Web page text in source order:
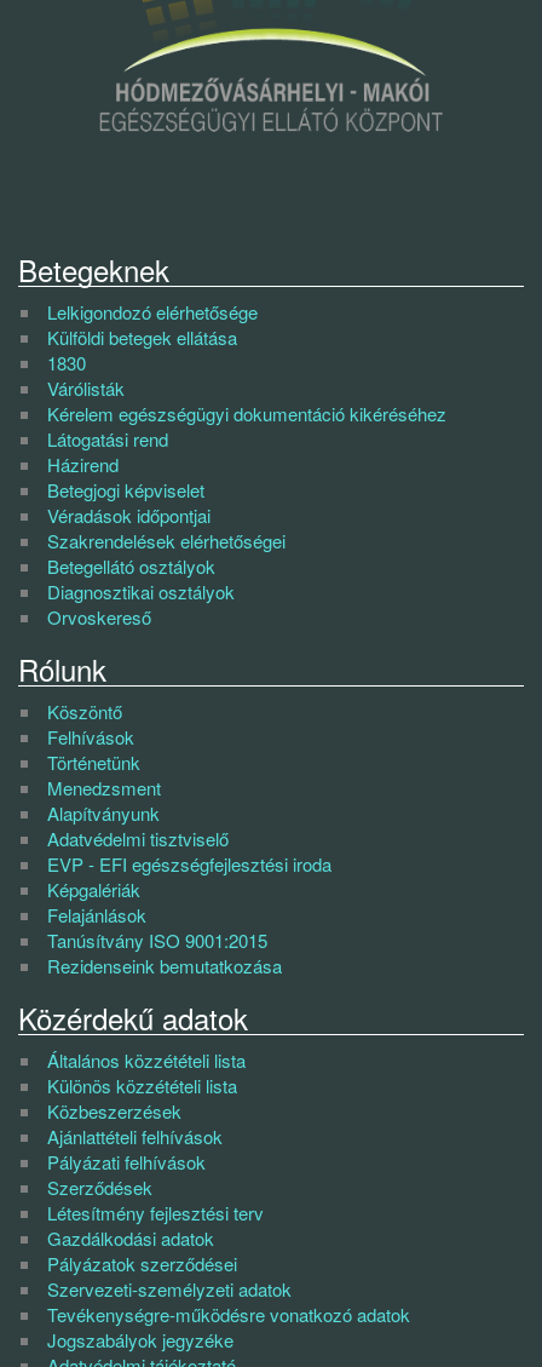
Betegeknek
Lelkigondozó elérhetősége
Külföldi betegek ellátása
1830
Várólisták
Kérelem egészségügyi dokumentáció kikéréséhez
Látogatási rend
Házirend
Betegjogi képviselet
Véradások időpontjai
Szakrendelések elérhetőségei
Betegellátó osztályok
Diagnosztikai osztályok
Orvoskereső
Rólunk
Köszöntő
Felhívások
Történetünk
Menedzsment
Alapítványunk
Adatvédelmi tisztviselő
EVP - EFI egészségfejlesztési iroda
Képgalériák
Felajánlások
Tanúsítvány ISO 9001:2015
Rezidenseink bemutatkozása
Közérdekű adatok
Általános közzétételi lista
Különös közzétételi lista
Közbeszerzések
Ajánlattételi felhívások
Pályázati felhívások
Szerződések
Létesítmény fejlesztési terv
Gazdálkodási adatok
Pályázatok szerződései
Szervezeti-személyzeti adatok
Tevékenységre-működésre vonatkozó adatok
Jogszabályok jegyzéke